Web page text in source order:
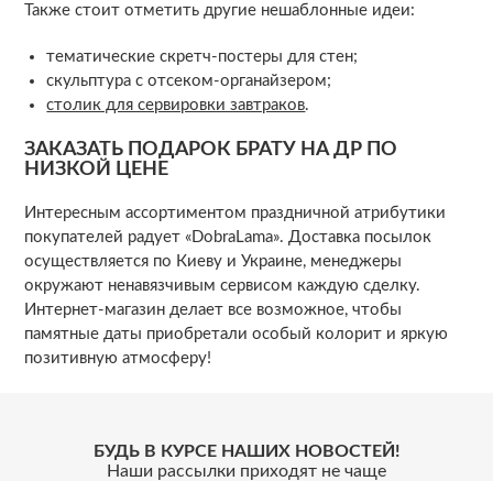
Также стоит отметить другие нешаблонные идеи:
тематические скретч-постеры для стен;
скульптура с отсеком-органайзером;
столик для сервировки завтраков.
ЗАКАЗАТЬ ПОДАРОК БРАТУ НА ДР ПО
НИЗКОЙ ЦЕНЕ
Интересным ассортиментом праздничной атрибутики
покупателей радует «DobraLama». Доставка посылок
осуществляется по Киеву и Украине, менеджеры
окружают ненавязчивым сервисом каждую сделку.
Интернет-магазин делает все возможное, чтобы
памятные даты приобретали особый колорит и яркую
позитивную атмосферу!
БУДЬ В КУРСЕ НАШИХ НОВОСТЕЙ!
Наши рассылки приходят не чаще